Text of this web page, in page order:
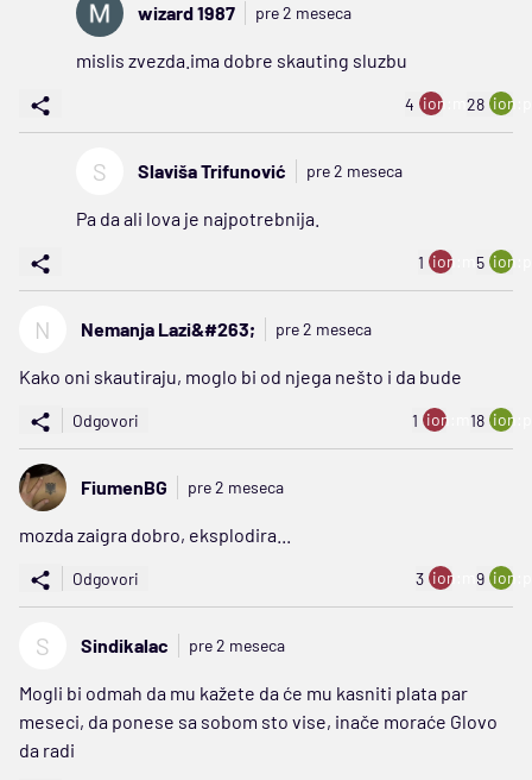
wizard 1987 pre 2 meseca
mislis zvezda.ima dobre skauting sluzbu
4 ion:minus
28
S Slaviša Trifunović pre 2 meseca
Pa da ali lova je najpotrebnija.
1 ion:minus
5
N Nemanja Lazi&#263; pre 2 meseca
Kako oni skautiraju, moglo bi od njega nešto i da bude
Odgovori 1 ion:minus
18
FiumenBG pre 2 meseca
mozda zaigra dobro, eksplodira...
Odgovori 3 ion:minus
9
S Sindikalac pre 2 meseca
Mogli bi odmah da mu kažete da će mu kasniti plata par
meseci, da ponese sa sobom sto vise, inače moraće Glovo
da radi